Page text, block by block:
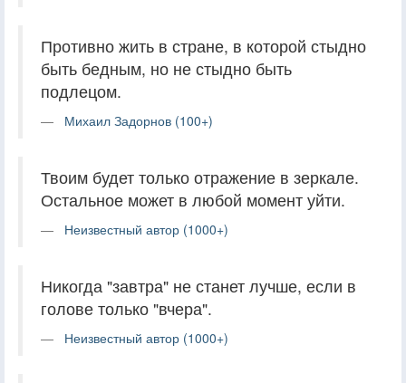
Противно жить в стране, в которой стыдно
быть бедным, но не стыдно быть
подлецом.
Михаил Задорнов (100+)
Твоим будет только отражение в зеркале.
Остальное может в любой момент уйти.
Неизвестный автор (1000+)
Никогда "завтра" не станет лучше, если в
голове только "вчера".
Неизвестный автор (1000+)